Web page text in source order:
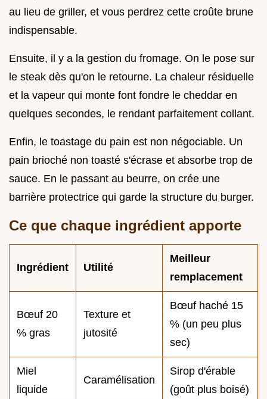
au lieu de griller, et vous perdrez cette croûte brune
indispensable.
Ensuite, il y a la gestion du fromage. On le pose sur
le steak dès qu'on le retourne. La chaleur résiduelle
et la vapeur qui monte font fondre le cheddar en
quelques secondes, le rendant parfaitement collant.
Enfin, le toastage du pain est non négociable. Un
pain brioché non toasté s'écrase et absorbe trop de
sauce. En le passant au beurre, on crée une
barrière protectrice qui garde la structure du burger.
Ce que chaque ingrédient apporte
Ingrédient Utilité
Meilleur
remplacement
Bœuf 20
% gras
Texture et
jutosité
Bœuf haché 15
% (un peu plus
sec)
Miel
liquide
Caramélisation
Sirop d'érable
(goût plus boisé)